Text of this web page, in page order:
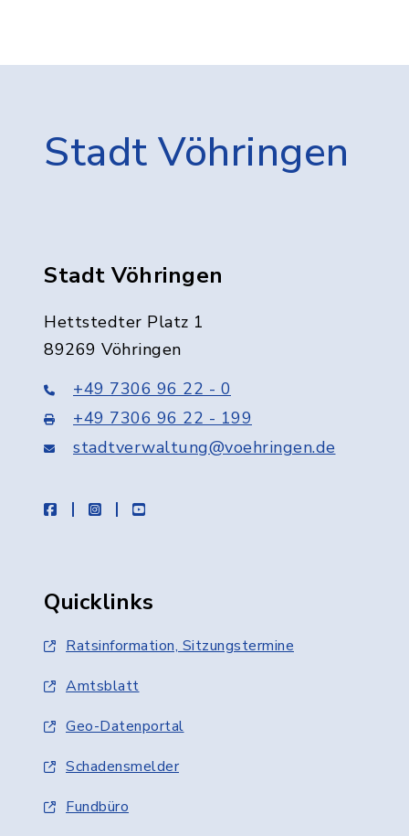
Stadt Vöhringen
Stadt Vöhringen
Hettstedter Platz 1
89269 Vöhringen
+49 7306 96 22 - 0
+49 7306 96 22 - 199
stadtverwaltung@voehringen.de
facebookinstagramyoutube
Quicklinks
Ratsinformation, Sitzungstermine
Amtsblatt
Geo-Datenportal
Schadensmelder
Fundbüro